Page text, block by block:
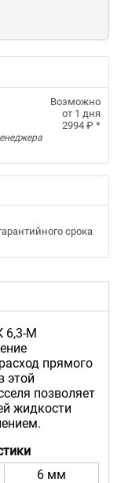
Возможно
от 1 дня
2994 ₽ *
срока
6,3-М
прямого
этой
позволяет
жидкости
6 мм